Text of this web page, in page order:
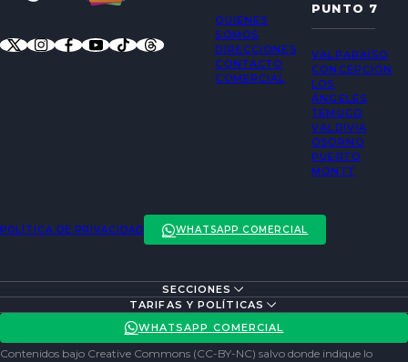
QUIÉNES
SOMOS
DIRECCIONES
CONTACTO
COMERCIAL
PUNTO 7
VALPARAÍSO
CONCEPCIÓN
LOS
ÁNGELES
TEMUCO
VALDIVIA
OSORNO
PUERTO
MONTT
POLÍTICA DE PRIVACIDAD WHATSAPP COMERCIAL
SECCIONES
ACTUALIDAD
REDES SOCIALES
TARIFAS Y POLÍTICAS
POLÍTICA DE PRIVACIDAD
WHATSAPP COMERCIAL
Contenidos bajo Creative Commons (CC-BY-NC) salvo donde indique lo